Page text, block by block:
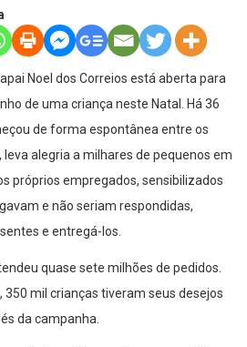
Noel dos Correios está aberta para
de uma criança neste Natal. Há 36
de forma espontânea entre os
alegria a milhares de pequenos em
próprios empregados, sensibilizados
e não seriam respondidas,
e entregá-los.
quase sete milhões de pedidos.
mil crianças tiveram seus desejos
da campanha.